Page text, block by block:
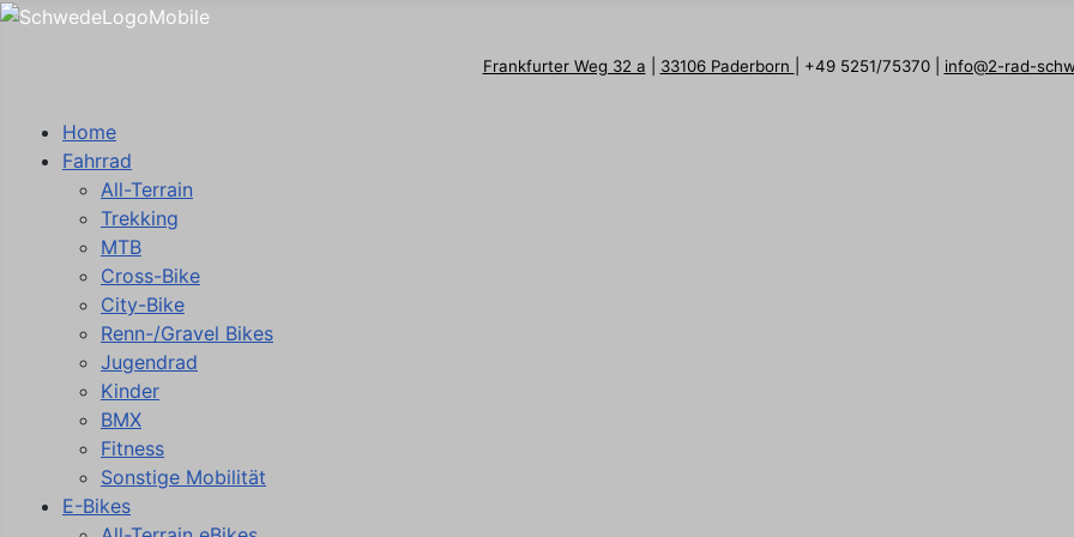
Frankfurter Weg 32 a 33106 Paderborn | +49 5251/75370 | info@2-rad-
Home
Fahrrad
All-Terrain
Trekking
MTB
Cross-Bike
City-Bike
Renn-/Gravel Bikes
Jugendrad
Kinder
BMX
Fitness
Sonstige Mobilität
E-Bikes